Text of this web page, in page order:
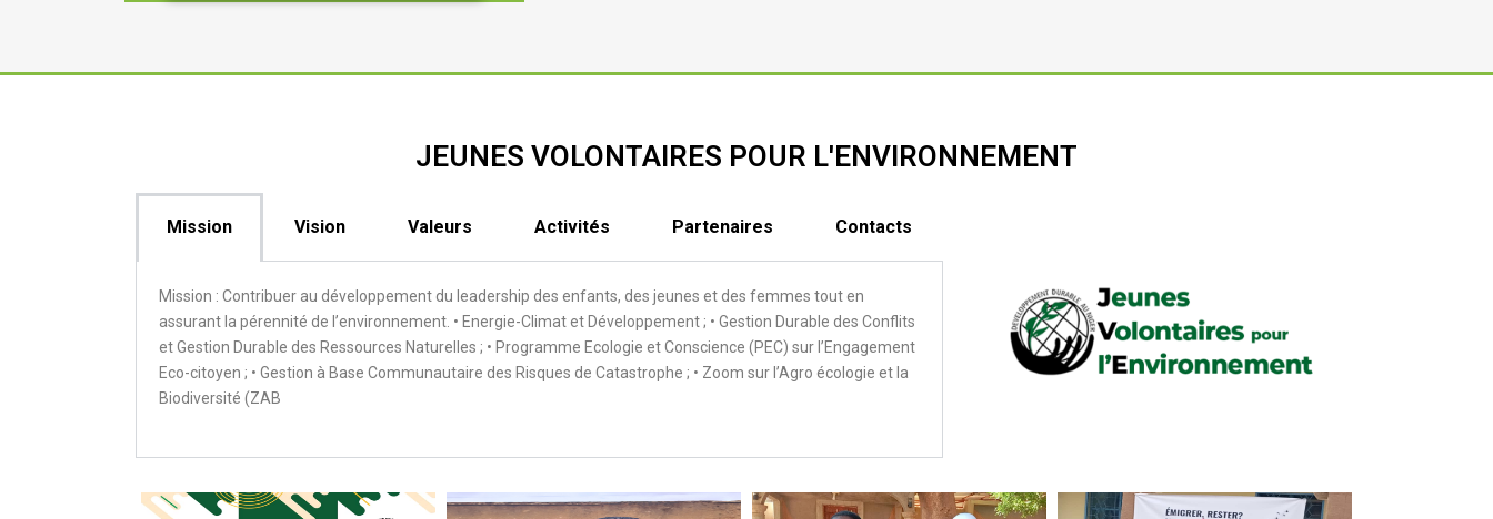
JEUNES VOLONTAIRES POUR L'ENVIRONNEMENT
Mission Vision Valeurs Activités Partenaires Contacts
Mission : Contribuer au développement du leadership des enfants, des jeunes et des femmes tout en
assurant la pérennité de l’environnement. • Energie-Climat et Développement ; • Gestion Durable des Conflits
et Gestion Durable des Ressources Naturelles ; • Programme Ecologie et Conscience (PEC) sur l’Engagement
Eco-citoyen ; • Gestion à Base Communautaire des Risques de Catastrophe ; • Zoom sur l’Agro écologie et la
Biodiversité (ZAB